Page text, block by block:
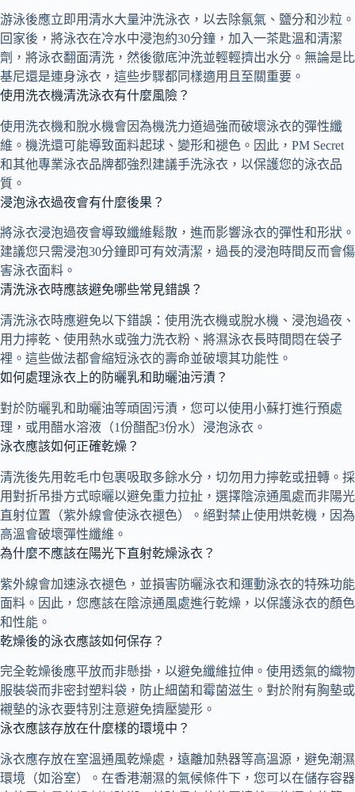
游泳後應立即用清水大量沖洗泳衣，以去除氯氣、鹽分和沙粒。
回家後，將泳衣在冷水中浸泡約30分鐘，加入一茶匙溫和清潔
劑，將泳衣翻面清洗，然後徹底沖洗並輕輕擠出水分。無論是比
基尼還是連身泳衣，這些步驟都同樣適用且至關重要。
使用洗衣機清洗泳衣有什麼風險？
使用洗衣機和脫水機會因為機洗力道過強而破壞泳衣的彈性纖
維。機洗還可能導致面料起球、變形和褪色。因此，PM Secret
和其他專業泳衣品牌都強烈建議手洗泳衣，以保護您的泳衣品
質。
浸泡泳衣過夜會有什麼後果？
將泳衣浸泡過夜會導致纖維鬆散，進而影響泳衣的彈性和形狀。
建議您只需浸泡30分鐘即可有效清潔，過長的浸泡時間反而會傷
害泳衣面料。
清洗泳衣時應該避免哪些常見錯誤？
清洗泳衣時應避免以下錯誤：使用洗衣機或脫水機、浸泡過夜、
用力擰乾、使用熱水或強力洗衣粉、將濕泳衣長時間悶在袋子
裡。這些做法都會縮短泳衣的壽命並破壞其功能性。
如何處理泳衣上的防曬乳和助曬油污漬？
對於防曬乳和助曬油等頑固污漬，您可以使用小蘇打進行預處
理，或用醋水溶液（1份醋配3份水）浸泡泳衣。
泳衣應該如何正確乾燥？
清洗後先用乾毛巾包裹吸取多餘水分，切勿用力擰乾或扭轉。採
用對折吊掛方式晾曬以避免重力拉扯，選擇陰涼通風處而非陽光
直射位置（紫外線會使泳衣褪色）。絕對禁止使用烘乾機，因為
高溫會破壞彈性纖維。
為什麼不應該在陽光下直射乾燥泳衣？
紫外線會加速泳衣褪色，並損害防曬泳衣和運動泳衣的特殊功能
面料。因此，您應該在陰涼通風處進行乾燥，以保護泳衣的顏色
和性能。
乾燥後的泳衣應該如何保存？
完全乾燥後應平放而非懸掛，以避免纖維拉伸。使用透氣的織物
服裝袋而非密封塑料袋，防止細菌和霉菌滋生。對於附有胸墊或
襯墊的泳衣要特別注意避免擠壓變形。
泳衣應該存放在什麼樣的環境中？
泳衣應存放在室溫通風乾燥處，遠離加熱器等高溫源，避免潮濕
環境（如浴室）。在香港潮濕的氣候條件下，您可以在儲存容器